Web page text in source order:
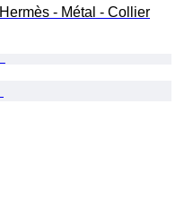
Hermès - Métal - Collier